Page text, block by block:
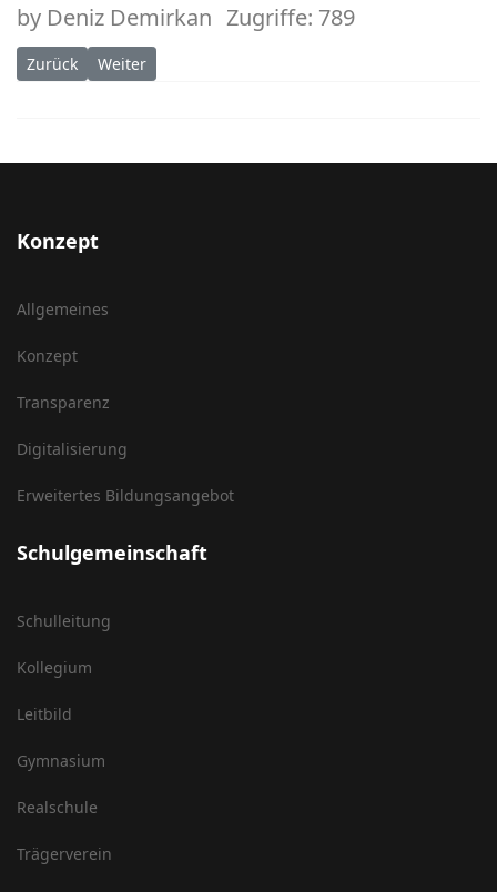
by Deniz Demirkan Zugriffe: 789
Vorheriger Beitrag: Woche der Ersten Hilfe 2026
Zurück Nächster Beitrag: JKP-Cup: Spannendes
Weiter
Konzept
Allgemeines
Konzept
Transparenz
Digitalisierung
Erweitertes Bildungsangebot
Schulgemeinschaft
Schulleitung
Kollegium
Leitbild
Gymnasium
Realschule
Trägerverein